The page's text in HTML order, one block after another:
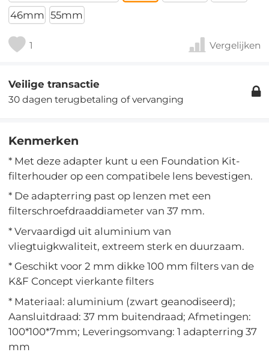
46mm 55mm
1 Vergelijken
Veilige transactie
30 dagen terugbetaling of vervanging
Kenmerken
* Met deze adapter kunt u een Foundation Kit-
filterhouder op een compatibele lens bevestigen.
* De adapterring past op lenzen met een
filterschroefdraaddiameter van 37 mm.
* Vervaardigd uit aluminium van
vliegtuigkwaliteit, extreem sterk en duurzaam.
* Geschikt voor 2 mm dikke 100 mm filters van de
K&F Concept vierkante filters
* Materiaal: aluminium (zwart geanodiseerd);
Aansluitdraad: 37 mm buitendraad; Afmetingen:
100*100*7mm; Leveringsomvang: 1 adapterring 37
mm